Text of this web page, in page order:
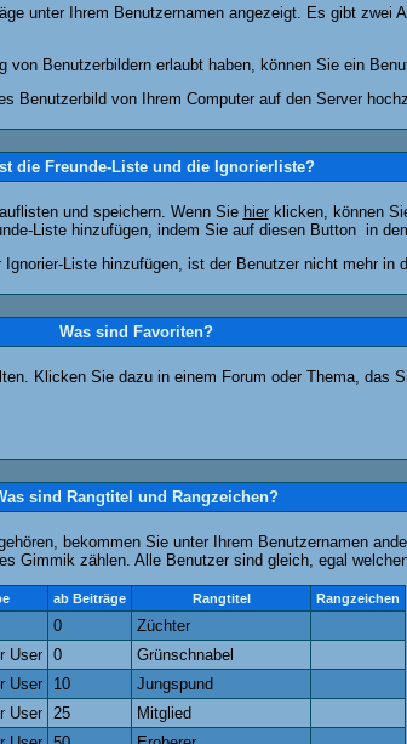
unter Ihrem Benutzernamen angezeigt. Es gibt zwei
Benutzerbildern erlaubt haben, können Sie ein
Benutzerbild von Ihrem Computer auf den Server
die Freunde-Liste und die Ignorierliste?
und speichern. Wenn Sie hierklicken, können
Liste hinzufügen, indem Sie auf diesen Button in
Liste hinzufügen, ist der Benutzer nicht mehr
Was sind Favoriten?
Klicken Sie dazu in einem Forum oder Thema, das
sind Rangtitel und Rangzeichen?
bekommen Sie unter Ihrem Benutzernamen
Gimmik zählen. Alle Benutzer sind gleich, egal
ab Beiträge Rangtitel Rangzeichen
0
Züchter
User 0
Grünschnabel
User
10
Jungspund
User 25
Mitglied